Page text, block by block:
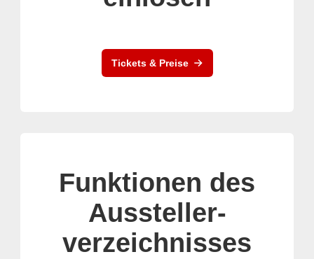
Tickets & Preise
Funktionen des
Aussteller-
verzeichnisses